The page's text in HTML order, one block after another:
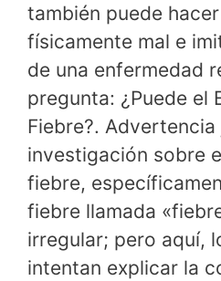
también puede
físicamente mal e
de una enfermedad
pregunta: ¿Puede el
Fiebre?. Advertencia
investigación sobre
fiebre,
fiebre llamada
irregular; pero aquí,
intentan explicar la